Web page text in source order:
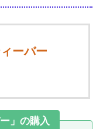
ーバー
」の購入